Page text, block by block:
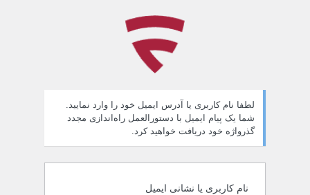
لطفا نام کاربری یا آدرس ایمیل خود را وارد نمایید.
شما یک پیام ایمیل با دستورالعمل راه‌اندازی مجدد
گذرواژه خود دریافت خواهید کرد.
نام کاربری یا نشانی ایمیل